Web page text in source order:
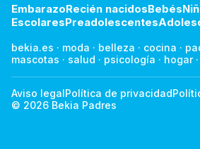
EmbarazoRecién nacidosBebés
EscolaresPreadolescentes
bekia.es · moda · belleza · cocina ·
mascotas · salud · psicología · hogar·
Aviso legalPolítica de privacidad
© 2026 Bekia Padres